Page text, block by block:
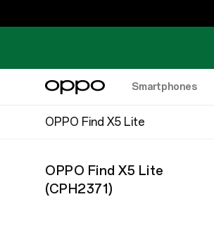
Smartphones
OPPO Find X5 Lite
OPPO Find X5 Lite
(CPH2371)